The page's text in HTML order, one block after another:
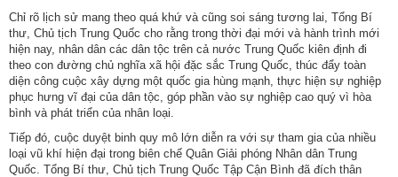
Chỉ rõ lịch sử mang theo quá khứ và cũng soi sáng tương lai, Tổng Bí
thư, Chủ tịch Trung Quốc cho rằng trong thời đại mới và hành trình mới
hiện nay, nhân dân các dân tộc trên cả nước Trung Quốc kiên định đi
theo con đường chủ nghĩa xã hội đặc sắc Trung Quốc, thúc đẩy toàn
diện công cuộc xây dựng một quốc gia hùng mạnh, thực hiện sự nghiệp
phục hưng vĩ đại của dân tộc, góp phần vào sự nghiệp cao quý vì hòa
bình và phát triển của nhân loại.
Tiếp đó, cuộc duyệt binh quy mô lớn diễn ra với sự tham gia của nhiều
loại vũ khí hiện đại trong biên chế Quân Giải phóng Nhân dân Trung
Quốc. Tổng Bí thư, Chủ tịch Trung Quốc Tập Cận Bình đã đích thân